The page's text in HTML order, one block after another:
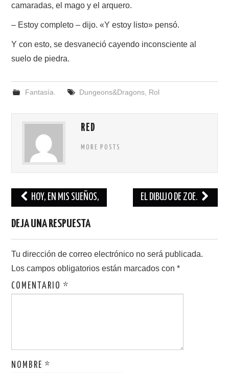
camaradas, el mago y el arquero.
– Estoy completo – dijo. «Y estoy listo» pensó.
Y con esto, se desvaneció cayendo inconsciente al
suelo de piedra.
Fantasía. Dungeons&Dragons, Rol
RED
MORE POSTS
Navegación
de
entradas
HOY, EN MIS SUEÑOS, EL DIBUJO DE ZOE.
DEJA UNA RESPUESTA
Tu dirección de correo electrónico no será publicada.
Los campos obligatorios están marcados con*
COMENTARIO*
NOMBRE*